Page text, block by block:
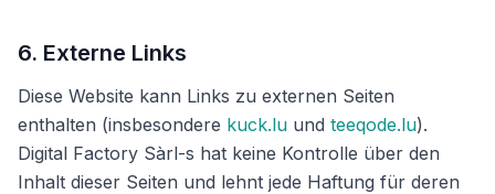
6. Externe Links
Diese Website kann Links zu externen Seiten
enthalten (insbesondere kuck.lu und teeqode.lu).
Digital Factory Sàrl-s hat keine Kontrolle über den
Inhalt dieser Seiten und lehnt jede Haftung für deren